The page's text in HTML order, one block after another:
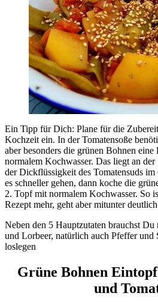
Ein Tipp für Dich: Plane für die
Kochzeit ein. In der Tomatensoße
aber besonders die grünen Bohnen
normalem Kochwasser. Das liegt an der
der Dickflüssigkeit des Tomatensuds im
es schneller gehen, dann koche die
2. Topf mit normalem Kochwasser. So
Rezept mehr, geht aber mitunter
Neben den 5 Hauptzutaten brauchst
und Lorbeer, natürlich auch Pfeffer und
loslegen
Grüne Bohnen
und